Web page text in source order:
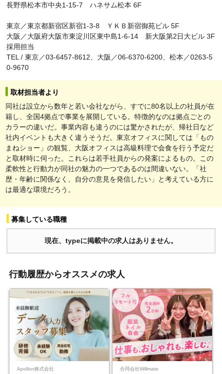
長野県松本市中央1-15-7 ハネサム松本 6F
東京／東京都新宿区新宿1-3-8 ＹＫＢ新宿御苑ビル 5F
大阪／大阪府大阪市東淀川区東中島1-6-14 新大阪第2日大ビル 3F
採用担当
TEL / 東京／03-6457-8612、大阪／06-6370-6200、松本／0263-5
0-9670
取材担当者より
同社は設立から数年と若い会社ながら、すでに80名以上の社員が在
籍し、全国4拠点で事業を展開している。特徴的なのは拠点ごとの
カラーの違いだ。事業内容も違うのには驚かされたが、帰社日など
社内イベントも大きく違うそうだ。東京オフィスに関しては「もの
まねショー」の観覧、大阪オフィスは高級料理で会食を行う予定だ
と取材時に伺った。これらは若手社員からの発案によるもの。この
柔軟性と行動力が同社の魅力の一つであるのは間違いない。「社
歴・年齢に関係なく、自分の意見を発信したい」と考えている方に
は最適な環境だろう。
募集している職種
現在、typeに掲載中の求人はありません。
行動履歴からオススメの求人
Apollon株式会社 合同会社Willmate